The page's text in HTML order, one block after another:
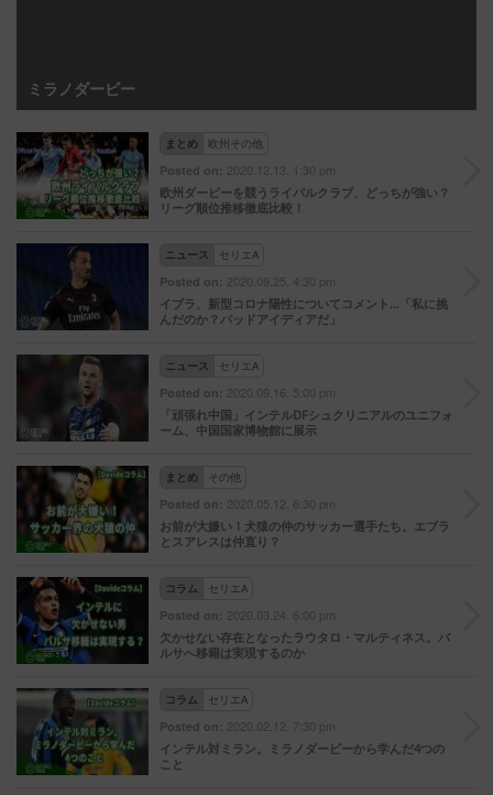
ミラノダービー
まとめ 欧州その他
Posted on: 2020.12.13. 1:30 pm
欧州ダービーを競うライバルクラブ、どっちが強い？
リーグ順位推移徹底比較！
ニュース セリエA
Posted on: 2020.09.25. 4:30 pm
イブラ、新型コロナ陽性についてコメント…「私に挑
んだのか？バッドアイディアだ」
ニュース セリエA
Posted on: 2020.09.16. 5:00 pm
「頑張れ中国」インテルDFシュクリニアルのユニフォ
ーム、中国国家博物館に展示
まとめ その他
Posted on: 2020.05.12. 6:30 pm
お前が大嫌い！犬猿の仲のサッカー選手たち。エブラ
とスアレスは仲直り？
コラム セリエA
Posted on: 2020.03.24. 6:00 pm
欠かせない存在となったラウタロ・マルティネス。バ
ルサへ移籍は実現するのか
コラム セリエA
Posted on: 2020.02.12. 7:30 pm
インテル対ミラン。ミラノダービーから学んだ4つの
こと